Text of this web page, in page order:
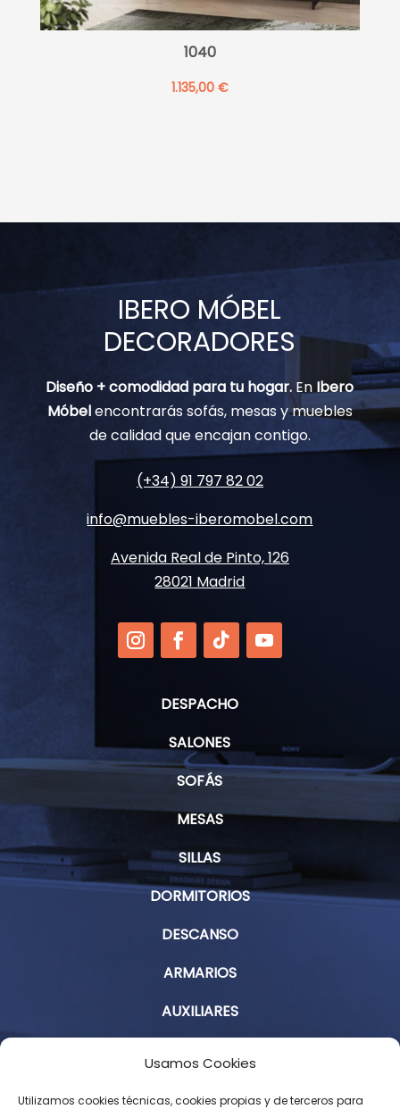
Usamos Cookies
Utilizamos cookies técnicas, cookies propias y de terceros para
1040
1.135,00 €
IBERO MÓBEL
DECORADORES
Diseño + comodidad para tu hogar. En Ibero
Móbelencontrarás sofás, mesas y muebles
de calidad que encajan contigo.
(+34) 91 797 82 02
info@muebles-iberomobel.com
Avenida Real de Pinto, 126
28021 Madrid
DESPACHO
SALONES
SOFÁS
MESAS
SILLAS
DORMITORIOS
DESCANSO
ARMARIOS
AUXILIARES
Aviso Legal
Política de Privacidad